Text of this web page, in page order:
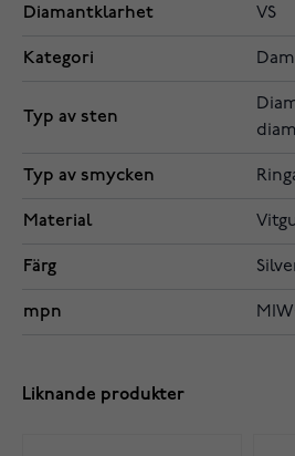
Diamantklarhet VS
Kategori
Typ av sten
Typ av smycken
Material
Färg
mpn
Liknande produkter